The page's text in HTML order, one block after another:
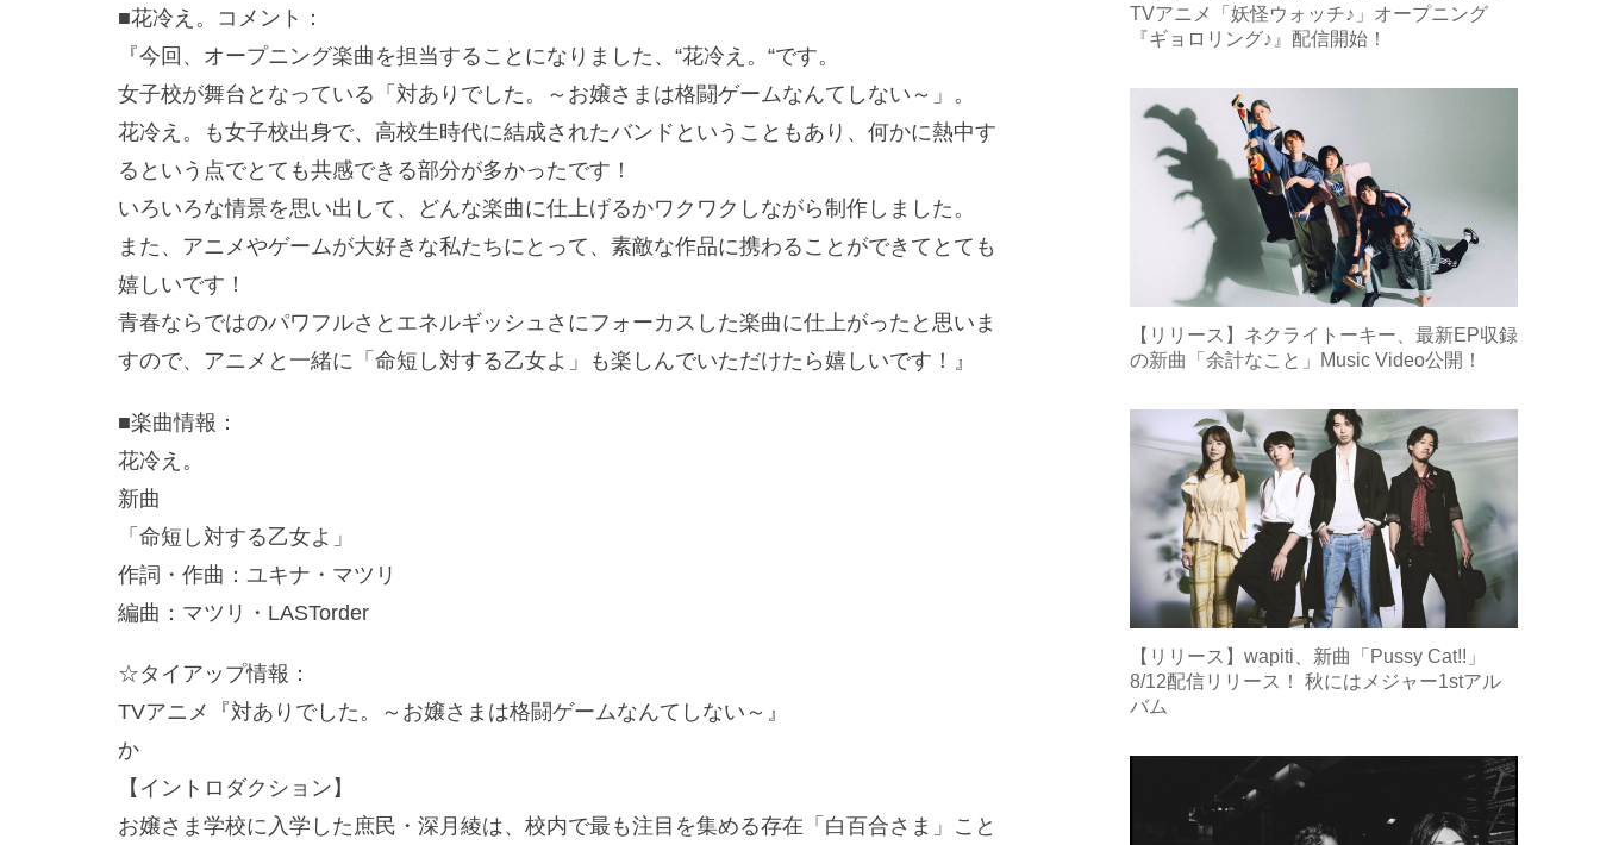
■花冷え。コメント：
『今回、オープニング楽曲を担当することになりました、“花冷え。“です。
女子校が舞台となっている「対ありでした。～お嬢さまは格闘ゲームなんてしない～」。
花冷え。も女子校出身で、高校生時代に結成されたバンドということもあり、何かに熱中す
るという点でとても共感できる部分が多かったです！
いろいろな情景を思い出して、どんな楽曲に仕上げるかワクワクしながら制作しました。
また、アニメやゲームが大好きな私たちにとって、素敵な作品に携わることができてとても
嬉しいです！
青春ならではのパワフルさとエネルギッシュさにフォーカスした楽曲に仕上がったと思いま
すので、アニメと一緒に「命短し対する乙女よ」も楽しんでいただけたら嬉しいです！』
■楽曲情報：
花冷え。
新曲
「命短し対する乙女よ」
作詞・作曲：ユキナ・マツリ
編曲：マツリ・LASTorder
☆タイアップ情報：
TVアニメ『対ありでした。～お嬢さまは格闘ゲームなんてしない～』
か
【イントロダクション】
お嬢さま学校に入学した庶民・深月綾は、校内で最も注目を集める存在「白百合さま」こと
TVアニメ「妖怪ウォッチ♪」オープニング
『ギョロリング♪』配信開始！
【リリース】ネクライトーキー、最新EP収録
の新曲「余計なこと」Music Video公開！
【リリース】wapiti、新曲「Pussy Cat!!」
8/12配信リリース！ 秋にはメジャー1stアル
バム